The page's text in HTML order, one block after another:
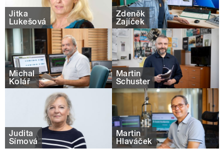
Jitka
Lukešová
Zdeněk
Zajíček
Michal
Kolář
Martin
Schuster
Judita
Šímová
Martin
Hlaváček